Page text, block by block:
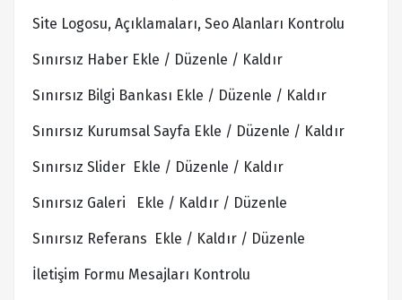
Site Logosu, Açıklamaları, Seo Alanları Kontrolu
Sınırsız Haber Ekle / Düzenle / Kaldır
Sınırsız Bilgi Bankası Ekle / Düzenle / Kaldır
Sınırsız Kurumsal Sayfa Ekle / Düzenle / Kaldır
Sınırsız Slider Ekle / Düzenle / Kaldır
Sınırsız Galeri Ekle / Kaldır / Düzenle
Sınırsız Referans Ekle / Kaldır / Düzenle
İletişim Formu Mesajları Kontrolu